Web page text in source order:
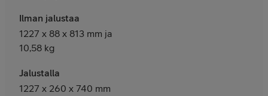
Ilman jalustaa
1227 x 88 x 813 mm ja
10,58 kg
Jalustalla
1227 x 260 x 740 mm